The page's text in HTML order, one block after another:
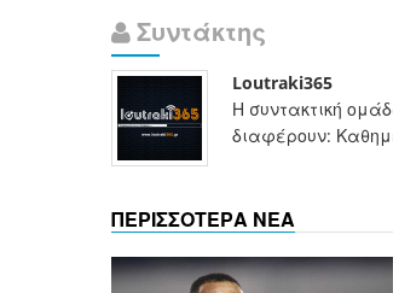
Συντάκτης
Loutraki365
Η συντακτική
διαφέρουν:
ΠΕΡΙΣΣΟΤΕΡΑ ΝΕΑ